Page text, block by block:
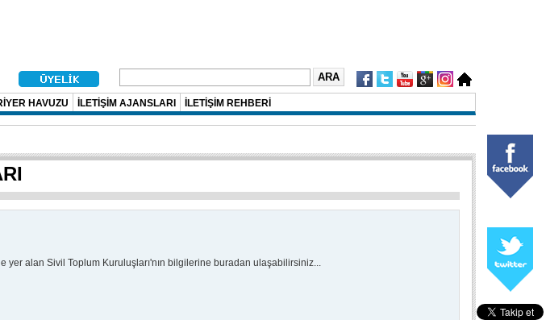
HAVUZU İLETİŞİM AJANSLARI İLETİŞİM REHBERİ
yer alan Sivil Toplum Kuruluşları'nın bilgilerine buradan ulaşabilirsiniz...